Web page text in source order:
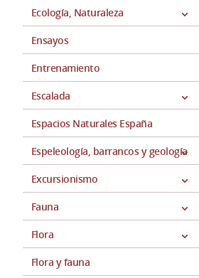
Ecología, Naturaleza
Ensayos
Entrenamiento
Escalada
Espacios Naturales España
Espeleología, barrancos y geología
Excursionismo
Fauna
Flora
Flora y fauna